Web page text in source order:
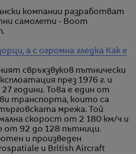
компании разработват
самолети - Boom
а с огромна гледка Как е
свръхзвуков пътнически
през 1976 г. и
години. Това е един от
транспорта, които са
мрежа. Той
скорост от 2 180 км/ч и
от 92 до 128 пътници.
и произведен
и British Aircraft